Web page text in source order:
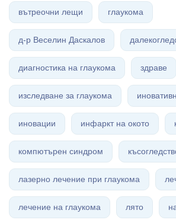
вътреочни лещи глаукома
д-р Веселин Даскалов
диагностика на глаукома здраве
изследване за глаукома
иновации инфаркт на окото
компютърен синдром
лазерно лечение при глаукома
лечение на глаукома лято